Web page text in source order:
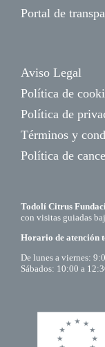
Portal de
Aviso Legal
Política de
Política de
Términos y
Política de
Todolí Citrus
con visitas guiadas
Horario de atención
De lunes a viernes:
Sábados: 10:00 a